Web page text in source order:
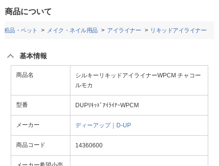
商品について
粧品・ペット メイク・ネイル用品 アイライナー リキッドアイライナー
基本情報
商品名
シルキーリキッドアイライナーWPCM チャコー
ルモカ
型番 DUPﾘｷｯﾄﾞｱｲﾗｲﾅｰWPCM
メーカー ディーアップ｜D-UP
商品コード 14360600